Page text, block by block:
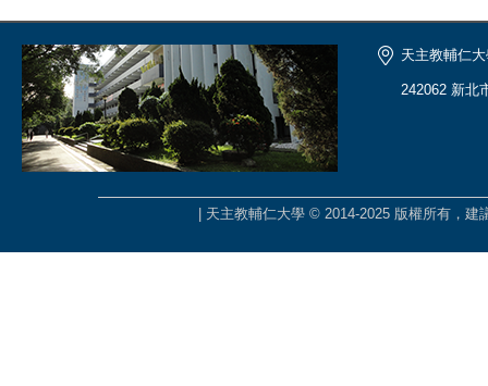
天主教輔仁
242062 新北
| 天主教輔仁大學 © 2014-2025 版權所有，